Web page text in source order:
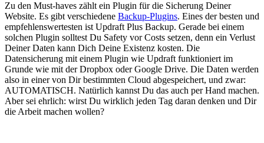
Zu den Must-haves zählt ein Plugin für die Sicherung Deiner
Website. Es gibt verschiedene Backup-Plugins. Eines der besten und
empfehlenswertesten ist Updraft Plus Backup. Gerade bei einem
solchen Plugin solltest Du Safety vor Costs setzen, denn ein Verlust
Deiner Daten kann Dich Deine Existenz kosten. Die
Datensicherung mit einem Plugin wie Updraft funktioniert im
Grunde wie mit der Dropbox oder Google Drive. Die Daten werden
also in einer von Dir bestimmten Cloud abgespeichert, und zwar:
AUTOMATISCH. Natürlich kannst Du das auch per Hand machen.
Aber sei ehrlich: wirst Du wirklich jeden Tag daran denken und Dir
die Arbeit machen wollen?